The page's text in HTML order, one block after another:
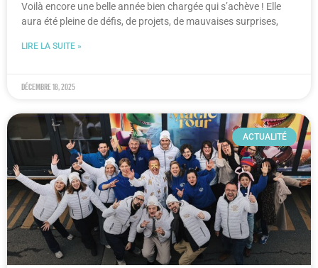
Voilà encore une belle année bien chargée qui s’achève ! Elle
aura été pleine de défis, de projets, de mauvaises surprises,
LIRE LA SUITE »
décembre 18, 2025
ACTUALITÉ